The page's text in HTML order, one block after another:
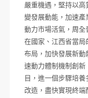
嚴重機遇，堅持以
變發展動能，加速
動力市場活氣，周全
在國家、江西省當
布局，加快發展新動
速動力體制機制創
目，進一個步驟培
改造，盡快實現終